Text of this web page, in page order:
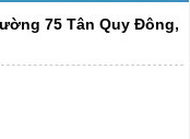
75 Tân Quy Đông,